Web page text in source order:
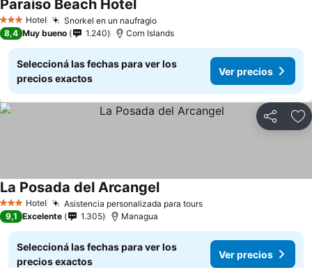
3 Estrellas
Hotel Snorkel en un naufragio
Paraiso Beach Hotel
8,4 Muy bueno 1.240 Corn Islands
Seleccioná las fechas para ver los
precios exactos
Ver precios
Compartir
3 Estrellas
Hotel Asistencia personalizada para tours
La Posada del Arcangel
9,1 Excelente 1.305 Managua
Seleccioná las fechas para ver los
precios exactos
Ver precios